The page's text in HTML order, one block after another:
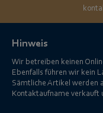
Hinweis
Wir betreiben keinen
Ebenfalls führen wir kein
Sämtliche Artikel werden
Kontaktaufname verkauft